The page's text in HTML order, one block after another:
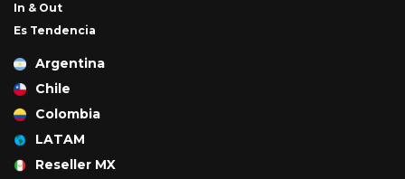
In & Out
Es Tendencia
Argentina
Chile
Colombia
LATAM
Reseller MX